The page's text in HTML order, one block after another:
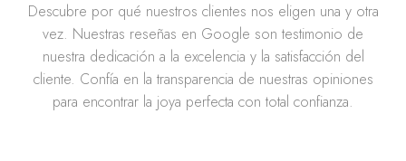
Descubre por qué nuestros clientes nos eligen una y otra
vez. Nuestras reseñas en Google son testimonio de
nuestra dedicación a la excelencia y la satisfacción del
cliente. Confía en la transparencia de nuestras opiniones
para encontrar la joya perfecta con total confianza.